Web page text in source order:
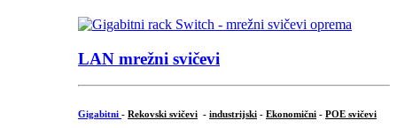
LAN mrežni svičevi
Gigabitni - Rekovski svičevi - industrijski - Ekonomični - POE svičevi